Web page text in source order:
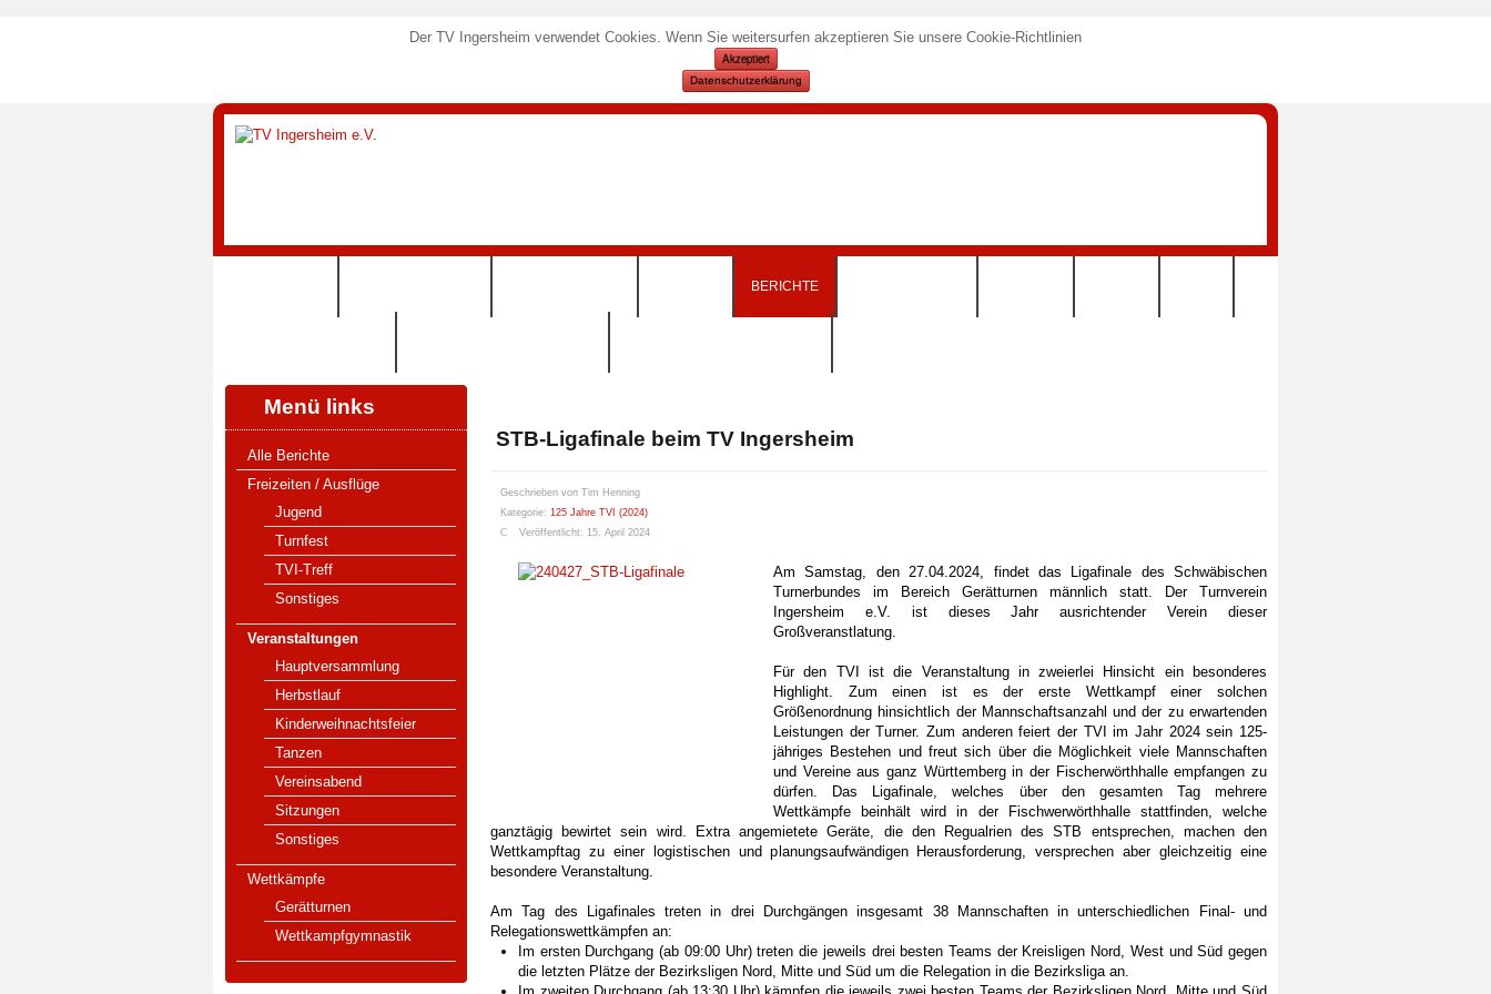
Der TV Ingersheim verwendet Cookies. Wenn Sie weitersurfen akzeptieren Sie unsere Cookie-Richtlinien
Akzeptiert
Datenschutzerklärung
BERICHTE
Menü links
Alle Berichte
Freizeiten / Ausflüge
Jugend
Turnfest
TVI-Treff
Sonstiges
Veranstaltungen
Hauptversammlung
Herbstlauf
Kinderweihnachtsfeier
Tanzen
Vereinsabend
Sitzungen
Sonstiges
Wettkämpfe
Gerätturnen
Wettkampfgymnastik
STB-Ligafinale beim TV Ingersheim
Geschrieben von Tim Henning
Kategorie: 125 Jahre TVI (2024)
Veröffentlicht: 15. April 2024
Am Samstag, den 27.04.2024, findet das Ligafinale des Schwäbischen
Turnerbundes im Bereich Gerätturnen männlich statt. Der Turnverein
Ingersheim e.V. ist dieses Jahr ausrichtender Verein dieser
Großveranstlatung.
Für den TVI ist die Veranstaltung in zweierlei Hinsicht ein besonderes
Highlight. Zum einen ist es der erste Wettkampf einer solchen
Größenordnung hinsichtlich der Mannschaftsanzahl und der zu erwartenden
Leistungen der Turner. Zum anderen feiert der TVI im Jahr 2024 sein 125-
jähriges Bestehen und freut sich über die Möglichkeit viele Mannschaften
und Vereine aus ganz Württemberg in der Fischerwörthhalle empfangen zu
dürfen. Das Ligafinale, welches über den gesamten Tag mehrere
Wettkämpfe beinhält wird in der Fischwerwörthhalle stattfinden, welche
ganztägig bewirtet sein wird. Extra angemietete Geräte, die den Regualrien des STB entsprechen, machen den
Wettkampftag zu einer logistischen und planungsaufwändigen Herausforderung, versprechen aber gleichzeitig eine
besondere Veranstaltung.
Am Tag des Ligafinales treten in drei Durchgängen insgesamt 38 Mannschaften in unterschiedlichen Final- und
Relegationswettkämpfen an:
Im ersten Durchgang (ab 09:00 Uhr) treten die jeweils drei besten Teams der Kreisligen Nord, West und Süd gegen
die letzten Plätze der Bezirksligen Nord, Mitte und Süd um die Relegation in die Bezirksliga an.